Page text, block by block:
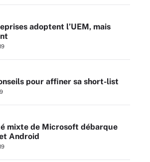
adoptent l’UEM, mais
pour affiner sa short-list
mixte de Microsoft débarque
Android